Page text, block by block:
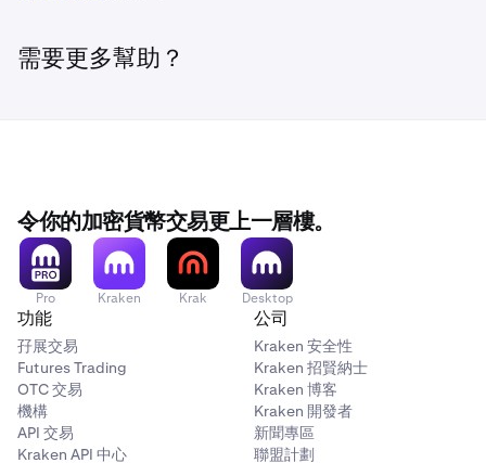
✅
✅
-
Ethereum 再質押 (ETH)*
✅
-
一級 $50M-$100M
第 5 級 $100M+
示例：
如果你在持有80 ETH 1,000 SOL（參考綜合資產價值
$150 萬 的支付額），你的總餘額將會使你落入
用等級
賺得 0.08 ETH 和 1.0 SOL
獎勵（支付額價值約為
），Kraken 保留
的 20% 獎勵、
0.2 SOL（總價值
未付款結果由你的行動、網絡維護、錯誤、黑客入侵或其他
某些罕見情況下所產生。如需完整的情況清單，請參閱我們
需要更多幫助？
令你的加密貨幣交易更上一層樓。
Pro Kraken Krak Desktop
功能
孖展交易
Futures Trading
OTC 交易
機構
API 交易
Kraken API 中心
公司
Kraken 安全性
Kraken 招賢納士
Kraken 博客
Kraken 開發者
新聞專區
聯盟計劃